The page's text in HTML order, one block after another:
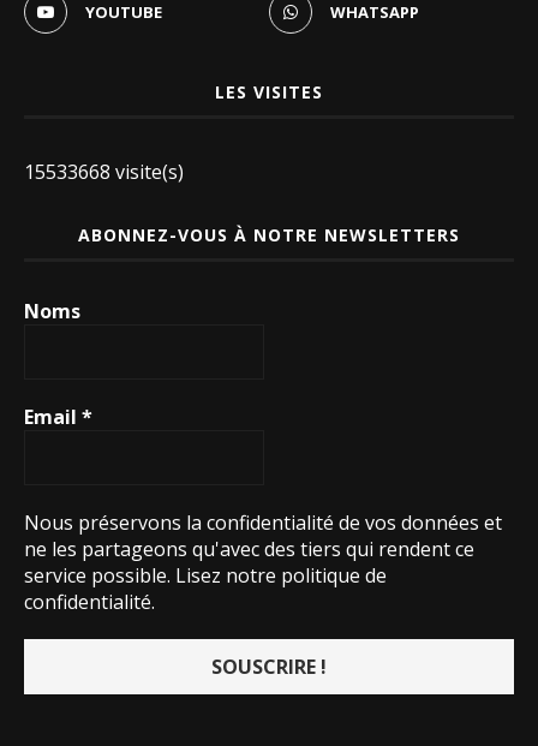
YOUTUBE WHATSAPP
LES VISITES
15533668 visite(s)
ABONNEZ-VOUS À NOTRE NEWSLETTERS
Noms
Email *
Nous préservons la confidentialité de vos données et
ne les partageons qu'avec des tiers qui rendent ce
service possible. Lisez notre politique de
confidentialité.